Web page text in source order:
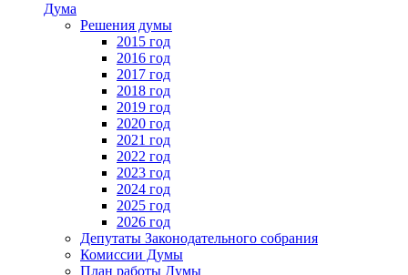
Дума
Решения думы
2015 год
2016 год
2017 год
2018 год
2019 год
2020 год
2021 год
2022 год
2023 год
2024 год
2025 год
2026 год
Депутаты Законодательного собрания
Комиссии Думы
План работы Думы